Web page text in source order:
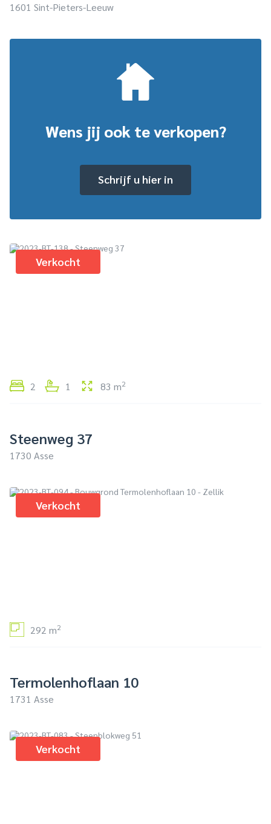
1601 Sint-Pieters-Leeuw
Wens jij ook te verkopen?
Schrijf u hier in
Verkocht
2 1 83 m2
Steenweg 37
1730 Asse
Verkocht
292 m2
Termolenhoflaan 10
1731 Asse
Verkocht